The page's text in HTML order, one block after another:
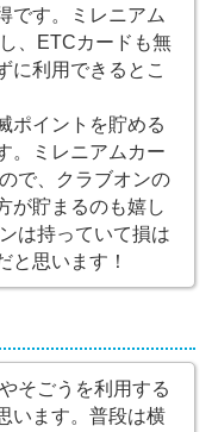
です。ミレニアム
、ETCカードも無
に利用できるとこ
ポイントを貯める
。ミレニアムカー
で、クラブオンの
が貯まるのも嬉し
は持っていて損は
と思います！
そごうを利用する
います。普段は横